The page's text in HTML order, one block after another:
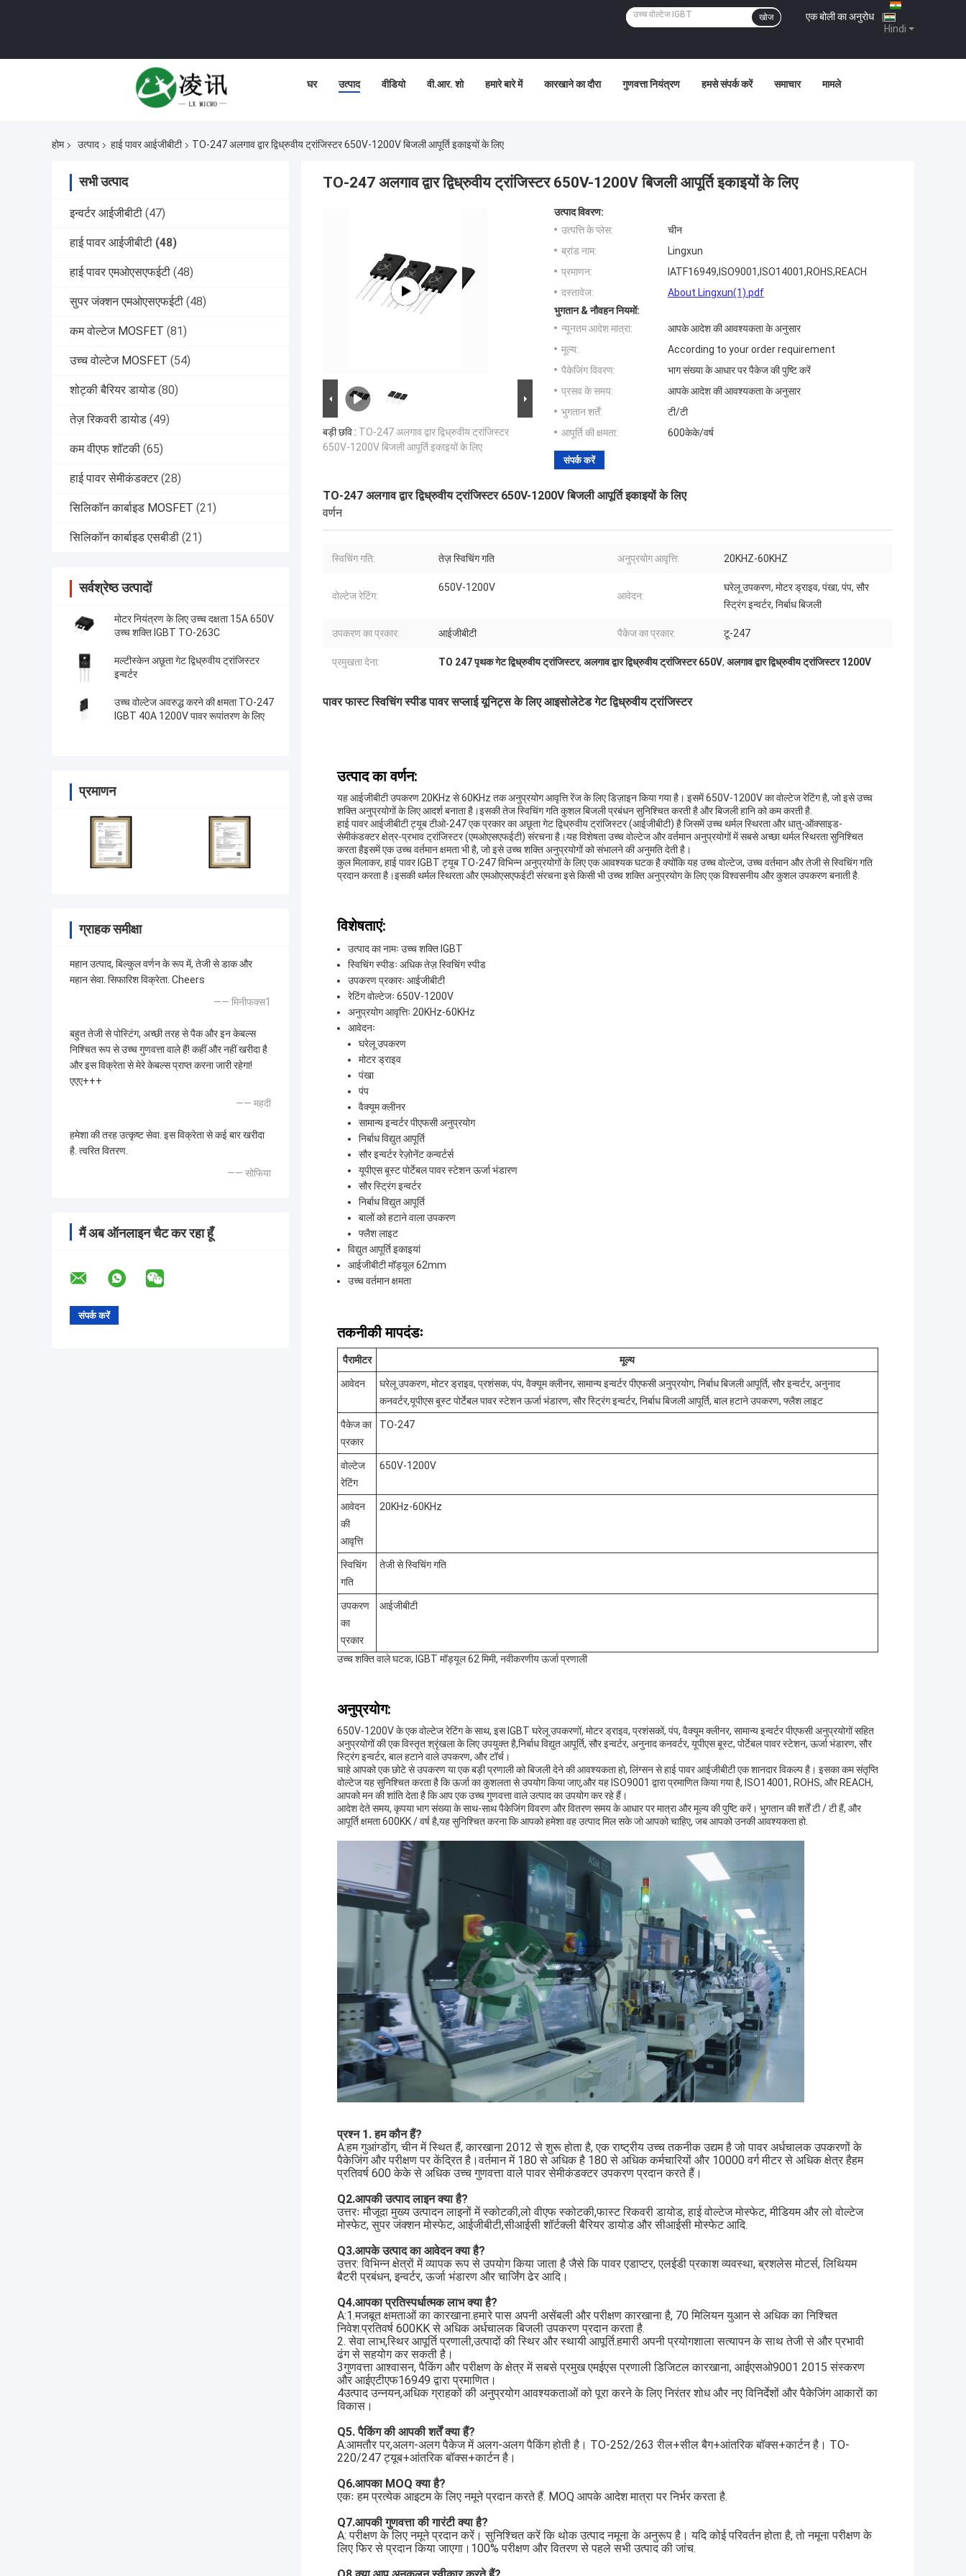
Hindi
एक बोली का अनुरोध |
खोज
घर उत्पाद वीडियो वी.आर. शो हमारे बारे में कारखाने का दौरा गुणवत्ता नियंत्रण हमसे संपर्क करें समाचार मामले
होम उत्पाद हाई पावर आईजीबीटी TO-247 अलगाव द्वार द्विध्रुवीय ट्रांजिस्टर 650V-1200V बिजली आपूर्ति इकाइयों के लिए
सभी उत्पाद
इन्वर्टर आईजीबीटी (47)
हाई पावर आईजीबीटी (48)
हाई पावर एमओएसएफईटी (48)
सुपर जंक्शन एमओएसएफईटी (48)
कम वोल्टेज MOSFET (81)
उच्च वोल्टेज MOSFET (54)
शोट्की बैरियर डायोड (80)
तेज़ रिकवरी डायोड (49)
कम वीएफ शॉटकी (65)
हाई पावर सेमीकंडक्टर (28)
सिलिकॉन कार्बाइड MOSFET (21)
सिलिकॉन कार्बाइड एसबीडी (21)
सर्वश्रेष्ठ उत्पादों
मोटर नियंत्रण के लिए उच्च दक्षता 15A 650V
उच्च शक्ति IGBT TO-263C
मल्टीस्केन अछूता गेट द्विध्रुवीय ट्रांजिस्टर
इन्वर्टर
उच्च वोल्टेज अवरुद्ध करने की क्षमता TO-247
IGBT 40A 1200V पावर रूपांतरण के लिए
प्रमाणन
ग्राहक समीक्षा
महान उत्पाद, बिल्कुल वर्णन के रूप में, तेजी से डाक और
महान सेवा. सिफारिश विक्रेता. Cheers
—— मिनीफक्स1
बहुत तेजी से पोस्टिंग, अच्छी तरह से पैक और इन केबल्स
निश्चित रूप से उच्च गुणवत्ता वाले हैं! कहीं और नहीं खरीदा है
और इस विक्रेता से मेरे केबल्स प्राप्त करना जारी रहेगा!
एएए+++
—— महदी
हमेशा की तरह उत्कृष्ट सेवा. इस विक्रेता से कई बार खरीदा
है. त्वरित वितरण.
—— सोफिया
मैं अब ऑनलाइन चैट कर रहा हूँ
TO-247 अलगाव द्वार द्विध्रुवीय ट्रांजिस्टर 650V-1200V बिजली आपूर्ति इकाइयों के लिए
बड़ी छवि : TO-247 अलगाव द्वार द्विध्रुवीय ट्रांजिस्टर
650V-1200V बिजली आपूर्ति इकाइयों के लिए
उत्पाद विवरण:
उत्पत्ति के प्लेस:
चीन
ब्रांड नाम:
Lingxun
प्रमाणन:
IATF16949,ISO9001,ISO14001,ROHS,REACH
दस्तावेज:
About Lingxun(1).pdf
भुगतान & नौवहन नियमों:
न्यूनतम आदेश मात्रा:
आपके आदेश की आवश्यकता के अनुसार
मूल्य:
According to your order requirement
पैकेजिंग विवरण:
भाग संख्या के आधार पर पैकेज की पुष्टि करें
प्रसव के समय:
आपके आदेश की आवश्यकता के अनुसार
भुगतान शर्तें:
टी/टी
आपूर्ति की क्षमता:
600केके/वर्ष
संपर्क करें
TO-247 अलगाव द्वार द्विध्रुवीय ट्रांजिस्टर 650V-1200V बिजली आपूर्ति इकाइयों के लिए
वर्णन
स्विचिंग गति: तेज़ स्विचिंग गति अनुप्रयोग आवृत्ति: 20KHZ-60KHZ
वोल्टेज रेटिंग:
650V-1200V
आवेदन:
घरेलू उपकरण, मोटर ड्राइव, पंखा, पंप, सौर
स्ट्रिंग इन्वर्टर, निर्बाध बिजली
उपकरण का प्रकार: आईजीबीटी पैकेज का प्रकार: टू-247
प्रमुखता देना: TO 247 पृथक गेट द्विध्रुवीय ट्रांजिस्टर, अलगाव द्वार द्विध्रुवीय ट्रांजिस्टर 650V, अलगाव द्वार द्विध्रुवीय ट्रांजिस्टर 1200V
पावर फास्ट स्विचिंग स्पीड पावर सप्लाई यूनिट्स के लिए आइसोलेटेड गेट द्विध्रुवीय ट्रांजिस्टर
उत्पाद का वर्णन:
यह आईजीबीटी उपकरण 20KHz से 60KHz तक अनुप्रयोग आवृत्ति रेंज के लिए डिज़ाइन किया गया है। इसमें 650V-1200V का वोल्टेज रेटिंग है, जो इसे उच्च
शक्ति अनुप्रयोगों के लिए आदर्श बनाता है।इसकी तेज स्विचिंग गति कुशल बिजली प्रबंधन सुनिश्चित करती है और बिजली हानि को कम करती है.
हाई पावर आईजीबीटी ट्यूब टीओ-247 एक प्रकार का अछूता गेट द्विध्रुवीय ट्रांजिस्टर (आईजीबीटी) है जिसमें उच्च थर्मल स्थिरता और धातु-ऑक्साइड-
सेमीकंडक्टर क्षेत्र-प्रभाव ट्रांजिस्टर (एमओएसएफईटी) संरचना है।यह विशेषता उच्च वोल्टेज और वर्तमान अनुप्रयोगों में सबसे अच्छा थर्मल स्थिरता सुनिश्चित
करता हैइसमें एक उच्च वर्तमान क्षमता भी है, जो इसे उच्च शक्ति अनुप्रयोगों को संभालने की अनुमति देती है।
कुल मिलाकर, हाई पावर IGBT ट्यूब TO-247 विभिन्न अनुप्रयोगों के लिए एक आवश्यक घटक है क्योंकि यह उच्च वोल्टेज, उच्च वर्तमान और तेजी से स्विचिंग गति
प्रदान करता है।इसकी थर्मल स्थिरता और एमओएसएफईटी संरचना इसे किसी भी उच्च शक्ति अनुप्रयोग के लिए एक विश्वसनीय और कुशल उपकरण बनाती है.
विशेषताएं:
उत्पाद का नामः उच्च शक्ति IGBT
स्विचिंग स्पीडः अधिक तेज़ स्विचिंग स्पीड
उपकरण प्रकारः आईजीबीटी
रेटिंग वोल्टेजः 650V-1200V
अनुप्रयोग आवृत्तिः 20KHz-60KHz
आवेदनः
घरेलू उपकरण
मोटर ड्राइव
पंखा
पंप
वैक्यूम क्लीनर
सामान्य इन्वर्टर पीएफसी अनुप्रयोग
निर्बाध विद्युत आपूर्ति
सौर इन्वर्टर रेज़ोनेंट कन्वर्टर्स
यूपीएस बूस्ट पोर्टेबल पावर स्टेशन ऊर्जा भंडारण
सौर स्ट्रिंग इन्वर्टर
निर्बाध विद्युत आपूर्ति
बालों को हटाने वाला उपकरण
फ्लैश लाइट
विद्युत आपूर्ति इकाइयां
आईजीबीटी मॉड्यूल 62mm
उच्च वर्तमान क्षमता
तकनीकी मापदंडः
पैरामीटर मूल्य
आवेदन
घरेलू उपकरण, मोटर ड्राइव, प्रशंसक, पंप, वैक्यूम क्लीनर, सामान्य इन्वर्टर पीएफसी अनुप्रयोग, निर्बाध बिजली आपूर्ति, सौर इन्वर्टर, अनुनाद
कनवर्टर,यूपीएस बूस्ट पोर्टेबल पावर स्टेशन ऊर्जा भंडारण, सौर स्ट्रिंग इन्वर्टर, निर्बाध बिजली आपूर्ति, बाल हटाने उपकरण, फ्लैश लाइट
पैकेज का
प्रकार
TO-247
वोल्टेज
रेटिंग
650V-1200V
आवेदन
की
आवृत्ति
20KHz-60KHz
स्विचिंग
गति
तेजी से स्विचिंग गति
उपकरण
का
प्रकार
आईजीबीटी
उच्च शक्ति वाले घटक, IGBT मॉड्यूल 62 मिमी, नवीकरणीय ऊर्जा प्रणाली
अनुप्रयोग:
650V-1200V के एक वोल्टेज रेटिंग के साथ, इस IGBT घरेलू उपकरणों, मोटर ड्राइव, प्रशंसकों, पंप, वैक्यूम क्लीनर, सामान्य इन्वर्टर पीएफसी अनुप्रयोगों सहित
अनुप्रयोगों की एक विस्तृत श्रृंखला के लिए उपयुक्त है,निर्बाध विद्युत आपूर्ति, सौर इन्वर्टर, अनुनाद कनवर्टर, यूपीएस बूस्ट, पोर्टेबल पावर स्टेशन, ऊर्जा भंडारण, सौर
स्ट्रिंग इन्वर्टर, बाल हटाने वाले उपकरण, और टॉर्च।
चाहे आपको एक छोटे से उपकरण या एक बड़ी प्रणाली को बिजली देने की आवश्यकता हो, लिंग्सन से हाई पावर आईजीबीटी एक शानदार विकल्प है। इसका कम संतृप्ति
वोल्टेज यह सुनिश्चित करता है कि ऊर्जा का कुशलता से उपयोग किया जाए,और यह ISO9001 द्वारा प्रमाणित किया गया है, ISO14001, ROHS, और REACH,
आपको मन की शांति देता है कि आप एक उच्च गुणवत्ता वाले उत्पाद का उपयोग कर रहे हैं।
आदेश देते समय, कृपया भाग संख्या के साथ-साथ पैकेजिंग विवरण और वितरण समय के आधार पर मात्रा और मूल्य की पुष्टि करें। भुगतान की शर्तें टी / टी हैं, और
आपूर्ति क्षमता 600KK / वर्ष है,यह सुनिश्चित करना कि आपको हमेशा वह उत्पाद मिल सके जो आपको चाहिए, जब आपको उनकी आवश्यकता हो.
प्रश्न 1. हम कौन हैं?
A:हम गुआंग्डोंग, चीन में स्थित हैं, कारखाना 2012 से शुरू होता है, एक राष्ट्रीय उच्च तकनीक उद्यम है जो पावर अर्धचालक उपकरणों के
पैकेजिंग और परीक्षण पर केंद्रित है।वर्तमान में 180 से अधिक है 180 से अधिक कर्मचारियों और 10000 वर्ग मीटर से अधिक क्षेत्र हैहम
प्रतिवर्ष 600 केके से अधिक उच्च गुणवत्ता वाले पावर सेमीकंडक्टर उपकरण प्रदान करते हैं।
Q2.आपकी उत्पाद लाइन क्या है?
उत्तरः मौजूदा मुख्य उत्पादन लाइनों में स्कोटकी,लो वीएफ स्कोटकी,फास्ट रिकवरी डायोड, हाई वोल्टेज मोस्फेट, मीडियम और लो वोल्टेज
मोस्फेट, सुपर जंक्शन मोस्फेट, आईजीबीटी,सीआईसी शॉर्टक्ली बैरियर डायोड और सीआईसी मोस्फेट आदि.
Q3.आपके उत्पाद का आवेदन क्या है?
उत्तर: विभिन्न क्षेत्रों में व्यापक रूप से उपयोग किया जाता है जैसे कि पावर एडाप्टर, एलईडी प्रकाश व्यवस्था, ब्रशलेस मोटर्स, लिथियम
बैटरी प्रबंधन, इन्वर्टर, ऊर्जा भंडारण और चार्जिंग ढेर आदि।
Q4.आपका प्रतिस्पर्धात्मक लाभ क्या है?
A:1.मजबूत क्षमताओं का कारखाना.हमारे पास अपनी असेंबली और परीक्षण कारखाना है, 70 मिलियन युआन से अधिक का निश्चित
निवेश.प्रतिवर्ष 600KK से अधिक अर्धचालक बिजली उपकरण प्रदान करता है.
2. सेवा लाभ,स्थिर आपूर्ति प्रणाली,उत्पादों की स्थिर और स्थायी आपूर्ति.हमारी अपनी प्रयोगशाला सत्यापन के साथ तेजी से और प्रभावी
ढंग से सहयोग कर सकती है।
3गुणवत्ता आश्वासन, पैकिंग और परीक्षण के क्षेत्र में सबसे प्रमुख एमईएस प्रणाली डिजिटल कारखाना, आईएसओ9001 2015 संस्करण
और आईएटीएफ16949 द्वारा प्रमाणित।
4उत्पाद उन्नयन,अधिक ग्राहकों की अनुप्रयोग आवश्यकताओं को पूरा करने के लिए निरंतर शोध और नए विनिर्देशों और पैकेजिंग आकारों का
विकास।
Q5. पैकिंग की आपकी शर्तें क्या हैं?
A:आमतौर पर,अलग-अलग पैकेज में अलग-अलग पैकिंग होती है। TO-252/263 रील+सील बैग+आंतरिक बॉक्स+कार्टन है। TO-
220/247 ट्यूब+आंतरिक बॉक्स+कार्टन है।
Q6.आपका MOQ क्या है?
एकः हम प्रत्येक आइटम के लिए नमूने प्रदान करते हैं. MOQ आपके आदेश मात्रा पर निर्भर करता है.
Q7.आपकी गुणवत्ता की गारंटी क्या है?
A: परीक्षण के लिए नमूने प्रदान करें। सुनिश्चित करें कि थोक उत्पाद नमूना के अनुरूप है। यदि कोई परिवर्तन होता है, तो नमूना परीक्षण के
लिए फिर से प्रदान किया जाएगा।100% परीक्षण और वितरण से पहले सभी उत्पाद की जांच.